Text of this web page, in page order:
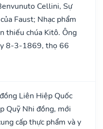
Cellini, Sự
Faust; Nhạc phẩm
thiếu chúa Kitô. Ông
8-3-1869, thọ 66
Liên Hiệp Quốc
Quỹ Nhi đồng, mới
cấp thực phẩm và y